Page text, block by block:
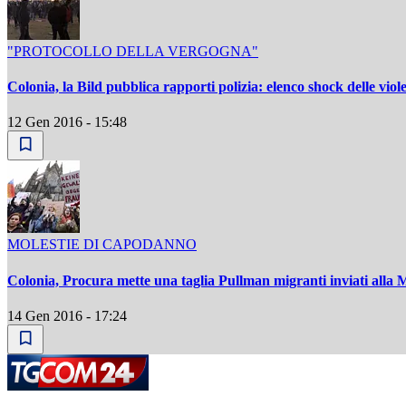
"PROTOCOLLO DELLA VERGOGNA"
Colonia, la Bild pubblica rapporti polizia: elenco shock delle
12 Gen 2016 - 15:48
MOLESTIE DI CAPODANNO
Colonia, Procura mette una taglia Pullman migranti inviati alla
14 Gen 2016 - 17:24